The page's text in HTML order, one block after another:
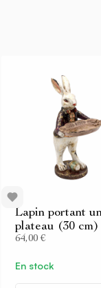
Lapin portant
plateau (30 cm)
64,00 €
En stock